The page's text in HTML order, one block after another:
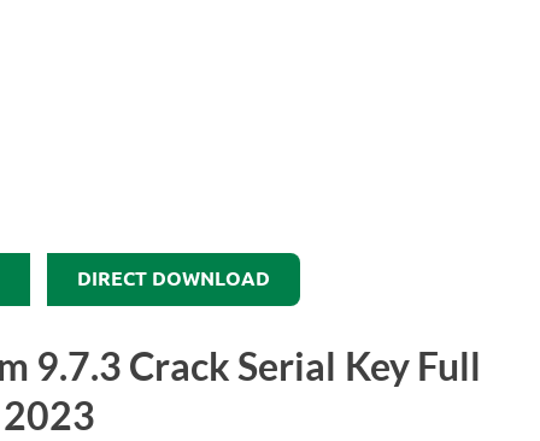
DIRECT DOWNLOAD
9.7.3 Crack Serial Key Full